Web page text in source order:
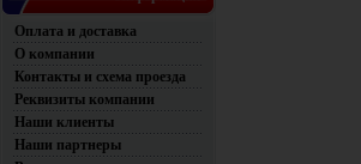
Оплата и доставка
О компании
Контакты и схема проезда
Реквизиты компании
Наши клиенты
Наши партнеры